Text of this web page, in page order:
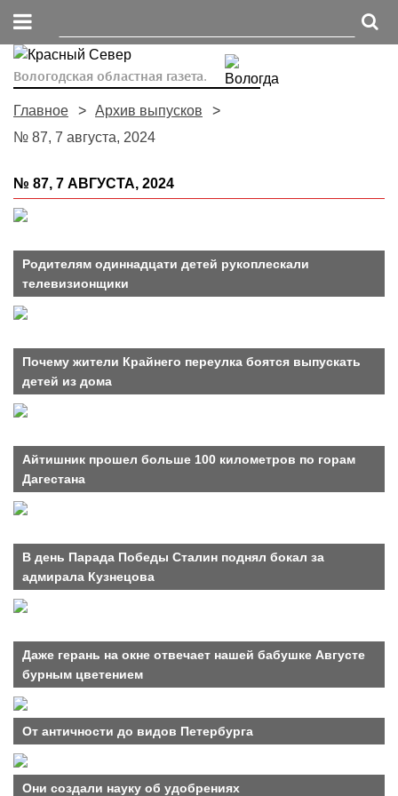
Вологодская областная газета.
Главное
Архив выпусков
№ 87, 7 августа, 2024
№ 87, 7 АВГУСТА, 2024
Родителям одиннадцати детей рукоплескали
телевизионщики
Почему жители Крайнего переулка боятся выпускать
детей из дома
Айтишник прошел больше 100 километров по горам
Дагестана
В день Парада Победы Сталин поднял бокал за
адмирала Кузнецова
Даже герань на окне отвечает нашей бабушке Августе
бурным цветением
От античности до видов Петербурга
Они создали науку об удобрениях